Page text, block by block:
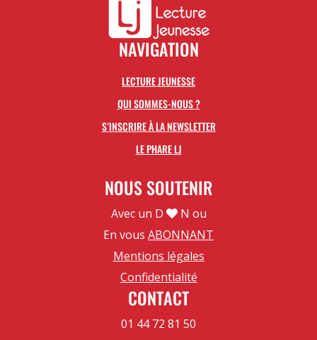
NAVIGATION
LECTURE JEUNESSE
QUI SOMMES-NOUS ?
S’INSCRIRE À LA NEWSLETTER
LE PHARE LJ
NOUS SOUTENIR
Avec un D
N ou
En vous ABONNANT
Mentions légales
Confidentialité
CONTACT
01 44 72 81 50